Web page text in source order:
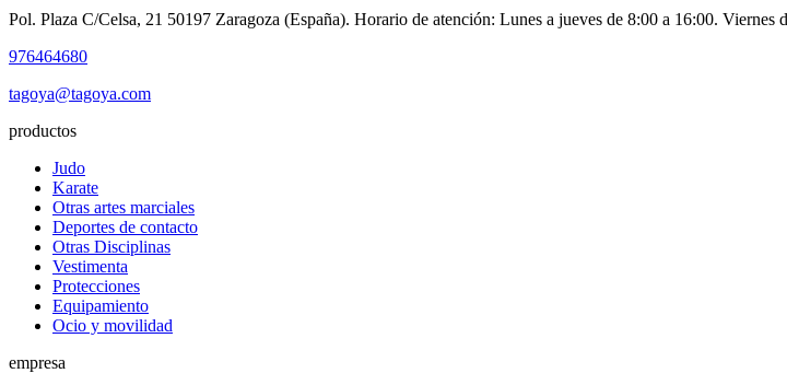
Pol. Plaza C/Celsa, 21 50197 Zaragoza (España). Horario de atención: Lunes a jueves de 8:00 a 16:00. Viernes
976464680
tagoya@tagoya.com
productos
Judo
Karate
Otras artes marciales
Deportes de contacto
Otras Disciplinas
Vestimenta
Protecciones
Equipamiento
Ocio y movilidad
empresa